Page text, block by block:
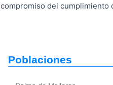
compromiso del cumplimiento
Poblaciones